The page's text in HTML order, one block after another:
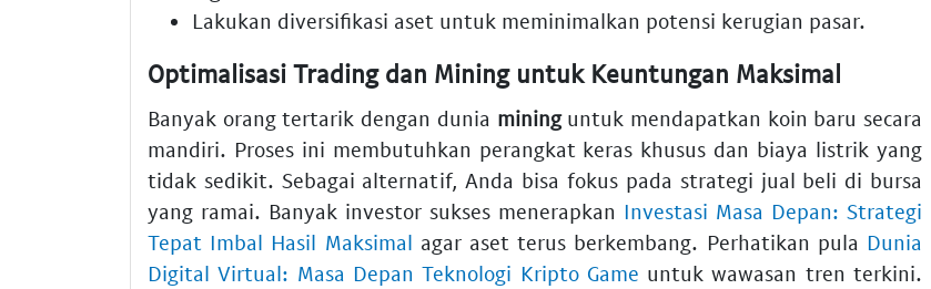
Lakukan diversifikasi aset untuk meminimalkan potensi kerugian pasar.
Optimalisasi Trading dan Mining untuk Keuntungan Maksimal
Banyak orang tertarik dengan dunia mininguntuk mendapatkan koin baru secara
mandiri. Proses ini membutuhkan perangkat keras khusus dan biaya listrik yang
tidak sedikit. Sebagai alternatif, Anda bisa fokus pada strategi jual beli di bursa
yang ramai. Banyak investor sukses menerapkan Investasi Masa Depan: Strategi
Tepat Imbal Hasil Maksimal agar aset terus berkembang. Perhatikan pula Dunia
Digital Virtual: Masa Depan Teknologi Kripto Game untuk wawasan tren terkini.